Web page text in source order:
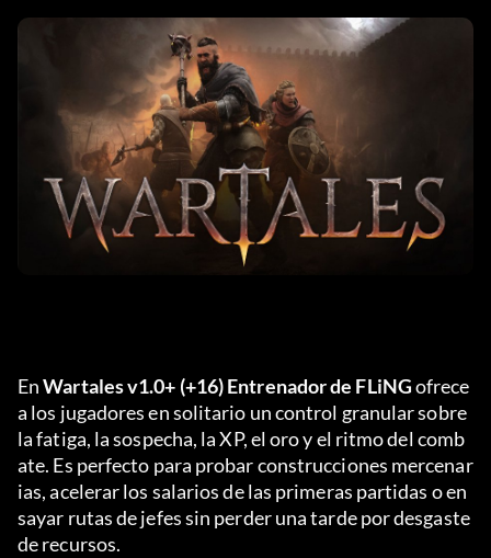
En Wartales v1.0+ (+16) Entrenador de FLiNG ofrece
a los jugadores en solitario un control granular sobre
la fatiga, la sospecha, la XP, el oro y el ritmo del comb
ate. Es perfecto para probar construcciones mercenar
ias, acelerar los salarios de las primeras partidas o en
sayar rutas de jefes sin perder una tarde por desgaste
de recursos.